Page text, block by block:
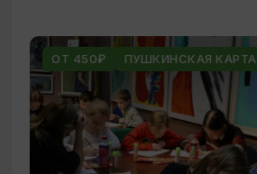
ОТ 450₽ ПУШКИНСКАЯ КАРТА